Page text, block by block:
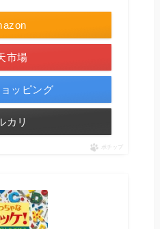
市場
ッピング
カリ
ポチップ